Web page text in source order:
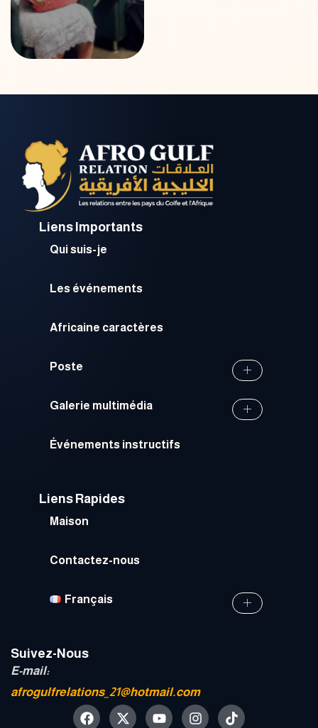
Liens Importants
Qui suis-je
Les événements
Africaine caractères
Poste
Galerie multimédia
Événements instructifs
Liens Rapides
Maison
Contactez-nous
Français
Suivez-Nous
E-mail:
afrogulfrelations_21@hotmail.com